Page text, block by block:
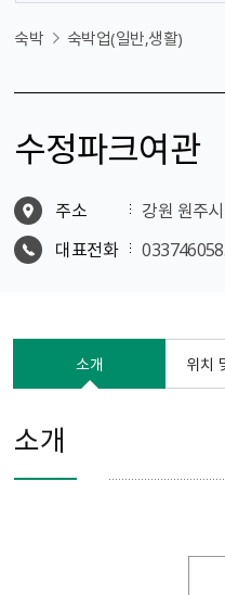
숙박 숙박업(일반,생활)
수정파크여관
주소
강원 원주
대표전화
소개 위치
소개